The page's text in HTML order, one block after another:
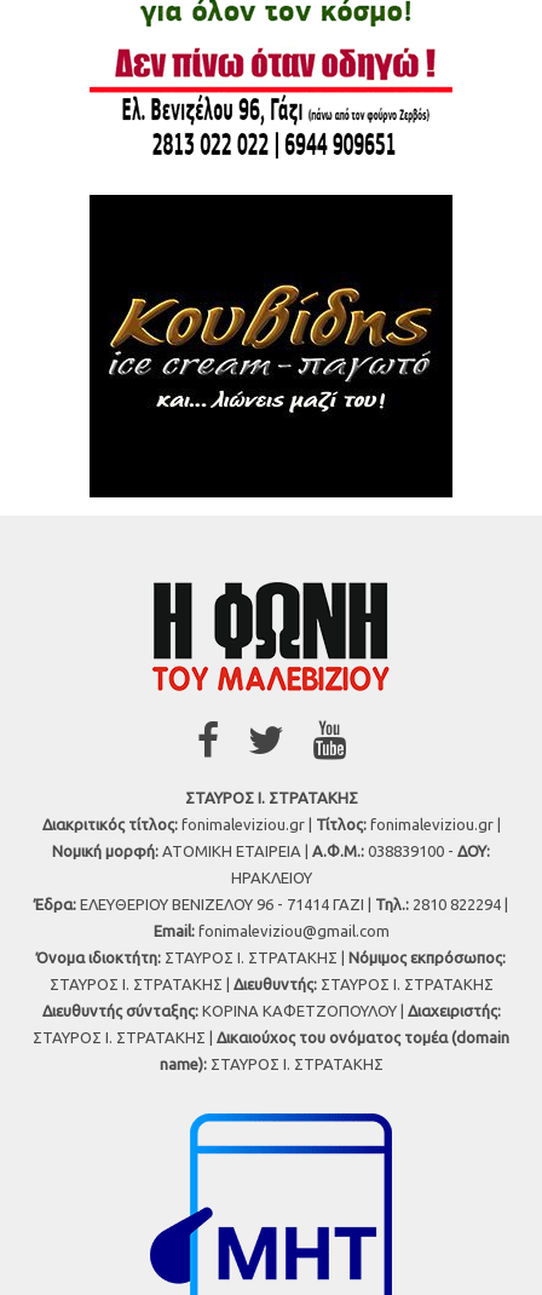
ΣΤΑΥΡΟΣ Ι. ΣΤΡΑΤΑΚΗΣ
Διακριτικός τίτλος:fonimaleviziou.gr | Τίτλος:fonimaleviziou.gr |
Νομική μορφή: ΑΤΟΜΙΚΗ ΕΤΑΙΡΕΙΑ | Α.Φ.Μ.: 038839100 - ΔΟΥ:
ΗΡΑΚΛΕΙΟΥ
Έδρα: ΕΛΕΥΘΕΡΙΟΥ ΒΕΝΙΖΕΛΟΥ 96 - 71414 ΓΑΖΙ | Τηλ.: 2810 822294 |
Εmail: fonimaleviziou@gmail.com
Όνομα ιδιοκτήτη: ΣΤΑΥΡΟΣ Ι. ΣΤΡΑΤΑΚΗΣ | Νόμιμος εκπρόσωπος:
ΣΤΑΥΡΟΣ Ι. ΣΤΡΑΤΑΚΗΣ | Διευθυντής:ΣΤΑΥΡΟΣ Ι. ΣΤΡΑΤΑΚΗΣ
Διευθυντής σύνταξης:ΚΟΡΙΝΑ ΚΑΦΕΤΖΟΠΟΥΛΟΥ | Διαχειριστής:
ΣΤΑΥΡΟΣ Ι. ΣΤΡΑΤΑΚΗΣ | Δικαιούχος του ονόματος τομέα (domain
name):ΣΤΑΥΡΟΣ Ι. ΣΤΡΑΤΑΚΗΣ